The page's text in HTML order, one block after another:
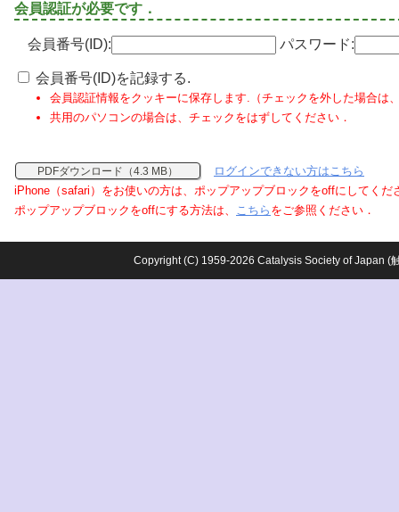
会員認証が必要です．
会員番号(ID): パスワード:
会員番号(ID)を記録する.
会員認証情報をクッキーに保存します.（チェックを外した場合は
共用のパソコンの場合は、チェックをはずしてください．
PDFダウンロード（4.3 MB）
ログインできない方はこちら
iPhone（safari）をお使いの方は、ポップアップブロックをoffにしてくだ
ポップアップブロックをoffにする方法は、 こちら をご参照ください．
Copyright (C) 1959-2026 Catalysis Society of Japan (